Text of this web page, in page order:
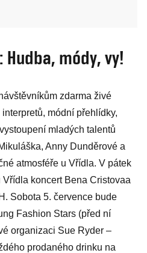
módy, vy!
zdarma živé
módní přehlídky,
mladých talentů
Anny Dunděrové a
atmosféře u Vřídla. V pátek
koncert Bena Cristovaa
Sobota 5. července bude
Fashion Stars (před ní
organizaci Sue Ryder –
prodaného drinku na